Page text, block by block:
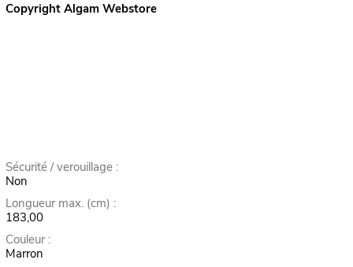
Copyright Algam Webstore
Sécurité / verouillage :
Non
Longueur max. (cm) :
183,00
Couleur :
Marron